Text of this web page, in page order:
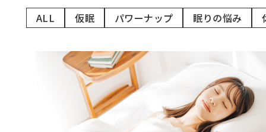
ALL 仮眠 パワーナップ 眠りの悩み